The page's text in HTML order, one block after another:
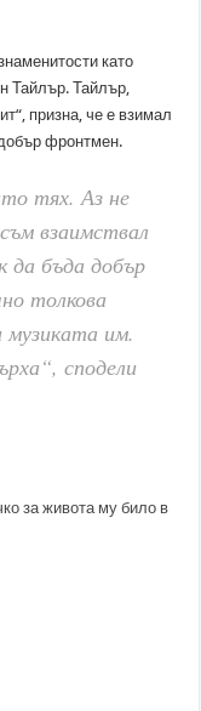
като
Тайлър. Тайлър,
призна, че е взимал
фронтмен.
тях. Аз не
взаимствал
да бъда добър
толкова
музиката им.
сподели
за живота му било в